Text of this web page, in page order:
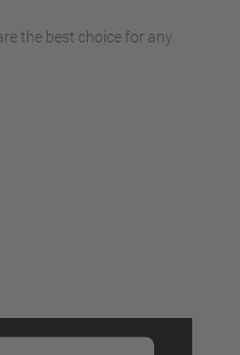
the best choice for any